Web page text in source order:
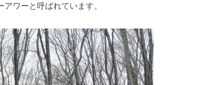
ワーと呼ばれています。